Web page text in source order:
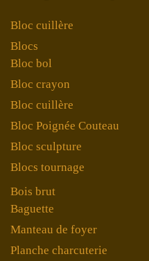
Bloc cuillère
Blocs
Bloc bol
Bloc crayon
Bloc cuillère
Bloc Poignée Couteau
Bloc sculpture
Blocs tournage
Bois brut
Baguette
Manteau de foyer
Planche charcuterie